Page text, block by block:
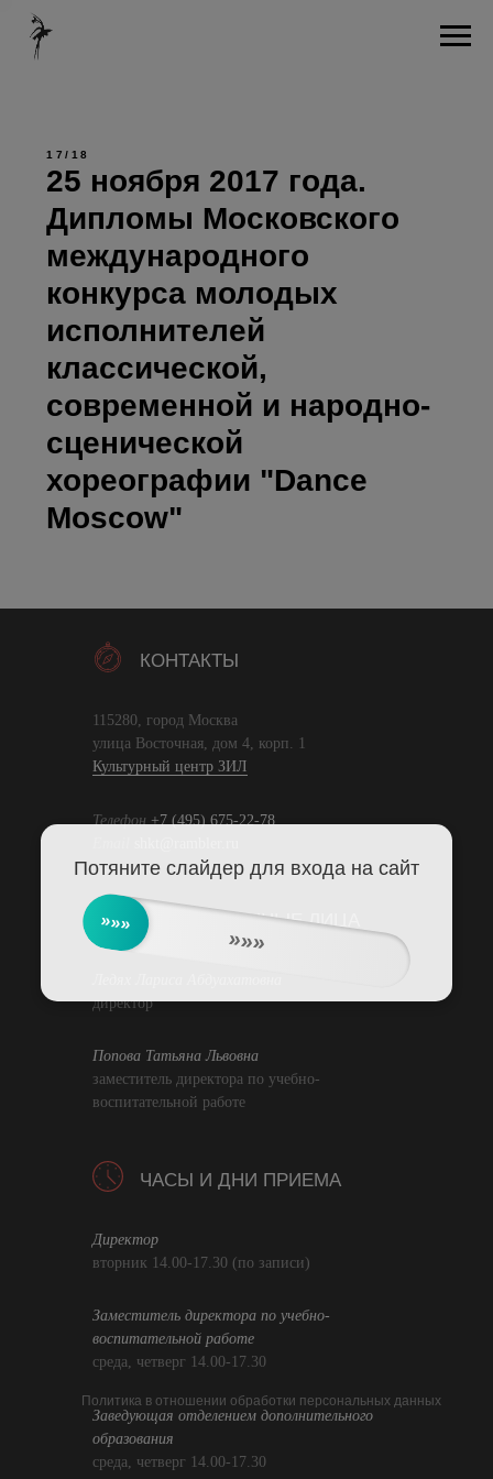
Потяните слайдер для входа на сайт
»»»
»»»
17/18
25 ноября 2017 года.
Дипломы Московского
международного
конкурса молодых
исполнителей
классической,
современной и народно-
сценической
хореографии "Dance
Moscow"
ОТВЕТСТВЕННЫЕ ЛИЦА
директор
Попова Татьяна Львовна
заместитель директора по учебно-
воспитательной работе
ЧАСЫ И ДНИ ПРИЕМА
Директор
вторник 14.00-17.30 (по записи)
Заместитель директора по учебно-
воспитательной работе
среда, четверг 14.00-17.30
Заведующая отделением дополнительного
образования
среда, четверг 14.00-17.30
КОНТАКТЫ
115280, город Москва
улица Восточная, дом 4, корп. 1
Культурный центр ЗИЛ
Телефон +7 (495) 675-22-78
Политика в отношении обработки персональных данных